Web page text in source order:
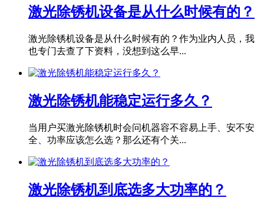
激光除锈机设备是从什么时候有的？
激光除锈机设备是从什么时候有的？作为业内人员，我
也专门去查了下资料，没想到这么早...
激光除锈机能稳定运行多久？
当用户买激光除锈机时会问机器容不容易上手、安不安
全、功率应该怎么选？那么还有个关...
激光除锈机到底选多大功率的？